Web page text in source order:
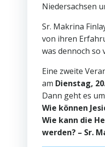
Niedersachsen
Sr. Makrina
von ihren
was dennoch so
Eine zweite
am Dienstag,
Dann geht es
Wie können
Wie kann die
werden? – Sr.